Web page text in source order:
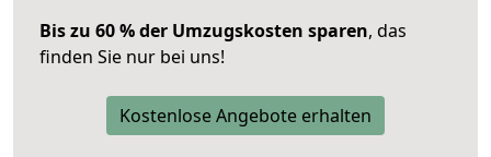
Bis zu 60 % der Umzugskosten sparen, das
finden Sie nur bei uns!
Kostenlose Angebote erhalten